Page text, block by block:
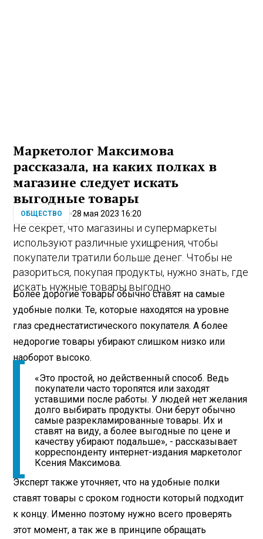
Маркетолог Максимова
рассказала, на каких полках в
магазине следует искать
выгодные товары
ОБЩЕСТВО 28 мая 2023 16:20
Не секрет, что магазины и супермаркеты
используют различные ухищрения, чтобы
покупатели тратили больше денег. Чтобы не
разориться, покупая продукты, нужно знать, где
искать нужные товары выгодно.
Более дорогие товары обычно ставят на самые
удобные полки. Те, которые находятся на уровне
глаз среднестатистического покупателя. А более
недорогие товары убирают слишком низко или
наоборот высоко.
«Это простой, но действенный способ. Ведь
покупатели часто торопятся или заходят
уставшими после работы. У людей нет желания
долго выбирать продукты. Они берут обычно
самые разрекламированные товары. Их и
ставят на виду, а более выгодные по цене и
качеству убирают подальше», - рассказывает
корреспонденту интернет-издания маркетолог
Ксения Максимова.
Эксперт также уточняет, что на удобные полки
ставят товары с сроком годности который подходит
к концу. Именно поэтому нужно всего проверять
этот момент, а так же в принципе обращать